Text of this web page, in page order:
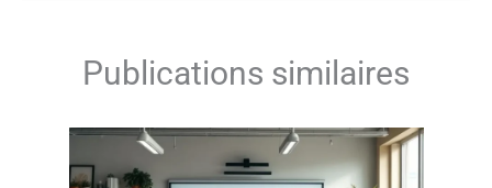
Publications similaires